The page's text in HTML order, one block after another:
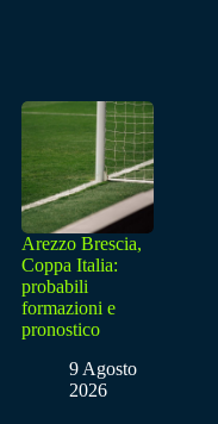
Arezzo Brescia,
Coppa Italia:
probabili
formazioni e
pronostico
9 Agosto
2026